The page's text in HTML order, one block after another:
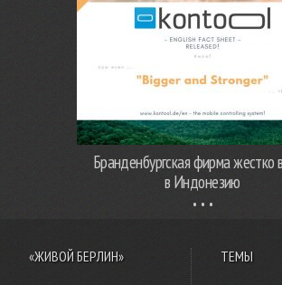
Бранденбургская фирма жестко
в Индонезию
«ЖИВОЙ БЕРЛИН» ТЕМЫ